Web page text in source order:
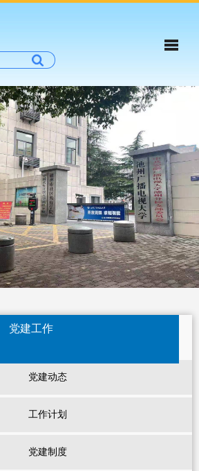
党建工作
党建动态
工作计划
党建制度